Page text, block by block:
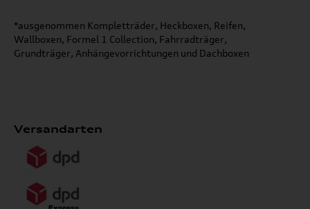
*ausgenommen Kompletträder, Heckboxen, Reifen,
Wallboxen, Formel 1 Collection, Fahrradträger,
Grundträger, Anhängevorrichtungen und Dachboxen
Versandarten